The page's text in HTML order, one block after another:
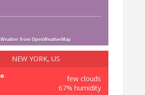
Weather from OpenWeatherMap
NEW YORK, US
°
few clouds
67% humidity